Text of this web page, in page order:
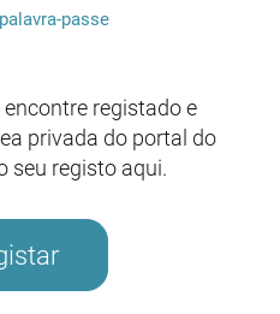
passe
registado e
privada do portal do
seu registo aqui.